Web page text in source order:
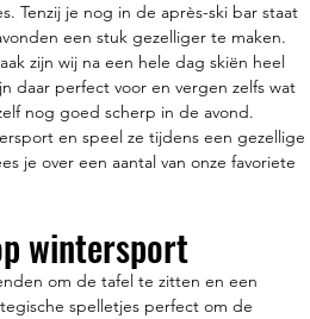
Tenzij je nog in de après-ski bar staat
een stuk gezelliger te maken.
zijn wij na een hele dag skiën heel
daar perfect voor en vergen zelfs wat
nog goed scherp in de avond.
en speel ze tijdens een gezellige
je over een aantal van onze favoriete
wintersport
om de tafel te zitten en een
spelletjes perfect om de